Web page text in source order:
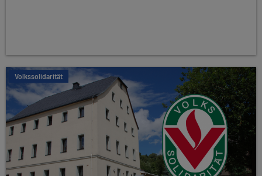
Volkssolidarität